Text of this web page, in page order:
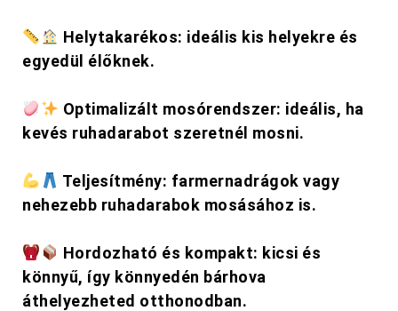
Helytakarékos: ideális kis helyekre és
egyedül élőknek.
Optimalizált mosórendszer: ideális, ha
kevés ruhadarabot szeretnél mosni.
Teljesítmény: farmernadrágok vagy
nehezebb ruhadarabok mosásához is.
Hordozható és kompakt: kicsi és
könnyű, így könnyedén bárhova
áthelyezheted otthonodban.